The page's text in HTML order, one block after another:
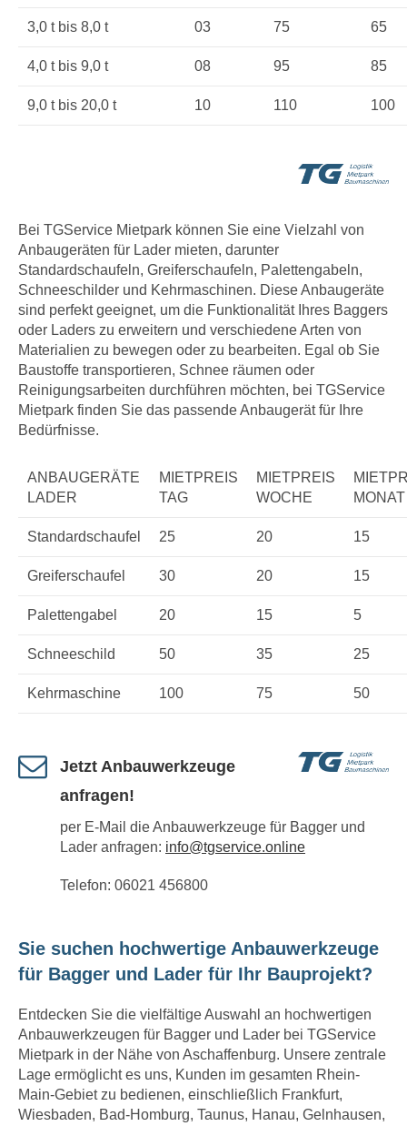
3,0 t bis 8,0 t 03 75 65
4,0 t bis 9,0 t 08 95 85
9,0 t bis 20,0 t 10 110 100
Bei TGService Mietpark können Sie eine Vielzahl von
Anbaugeräten für Lader mieten, darunter
Standardschaufeln, Greiferschaufeln, Palettengabeln,
Schneeschilder und Kehrmaschinen. Diese Anbaugeräte
sind perfekt geeignet, um die Funktionalität Ihres Baggers
oder Laders zu erweitern und verschiedene Arten von
Materialien zu bewegen oder zu bearbeiten. Egal ob Sie
Baustoffe transportieren, Schnee räumen oder
Reinigungsarbeiten durchführen möchten, bei TGService
Mietpark finden Sie das passende Anbaugerät für Ihre
Bedürfnisse.
ANBAUGERÄTE
LADER
MIETPREIS
TAG
MIETPREIS
WOCHE
MONAT
Standardschaufel 25 20 15
Greiferschaufel 30 20 15
Palettengabel 20 15 5
Schneeschild 50 35 25
Kehrmaschine 100 75 50
Jetzt Anbauwerkzeuge
anfragen!
per E-Mail die Anbauwerkzeuge für Bagger und
Lader anfragen: info@tgservice.online
Telefon: 06021 456800
Sie suchen hochwertige Anbauwerkzeuge
für Bagger und Lader für Ihr Bauprojekt?
Entdecken Sie die vielfältige Auswahl an hochwertigen
Anbauwerkzeugen für Bagger und Lader bei TGService
Mietpark in der Nähe von Aschaffenburg. Unsere zentrale
Lage ermöglicht es uns, Kunden im gesamten Rhein-
Main-Gebiet zu bedienen, einschließlich Frankfurt,
Wiesbaden, Bad-Homburg, Taunus, Hanau, Gelnhausen,